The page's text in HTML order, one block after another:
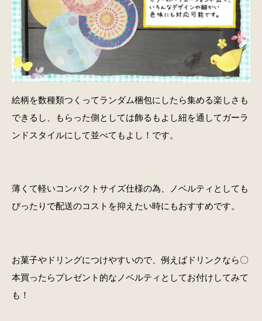
絵柄を数種類つくってランダム梱包にしたら集める楽しさも
できるし、もらった側としては飾るもよし紐を通してガーラ
ンドスタイルにして並べてもよし！です。
薄くて軽いコンパクトサイズ仕様の為、ノベルティとしても
ぴったりで配送のコストを抑えたい時にもおすすめです。
お菓子やドリングにつけやすいので、例えばドリンクなら〇
本買ったらプレゼント的なノベルティとしてお付けしてみて
も！